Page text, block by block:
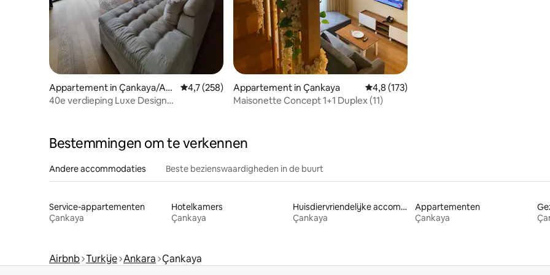
Appartement in Çankaya/An
kara.
Gemiddelde beoordeling van 4,7 uit 5, 258 recensies
4,7 (258)
40e verdieping Luxe Design
Appartement in Çankaya Gemiddelde beoordeling van 4,8 uit 5, 173
4,8 (173)
Maisonette Concept 1+1 Duplex (11)
Bestemmingen om te verkennen
Andere accommodaties Beste bezienswaardigheden in de buurt
Service-appartementen
Çankaya
Hotelkamers
Çankaya
Huisdiervriendelijke accommodaties
Çankaya
Appartementen
Çankaya
Airbnb Turkije Ankara Çankaya